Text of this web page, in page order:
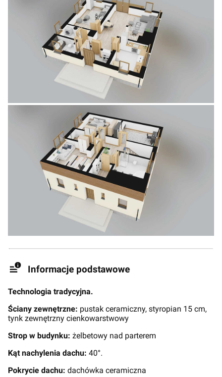
Informacje podstawowe
Technologia tradycyjna.
Ściany zewnętrzne: pustak ceramiczny, styropian 15 cm,
tynk zewnętrzny cienkowarstwowy
Strop w budynku: żelbetowy nad parterem
Kąt nachylenia dachu: 40°.
Pokrycie dachu: dachówka ceramiczna